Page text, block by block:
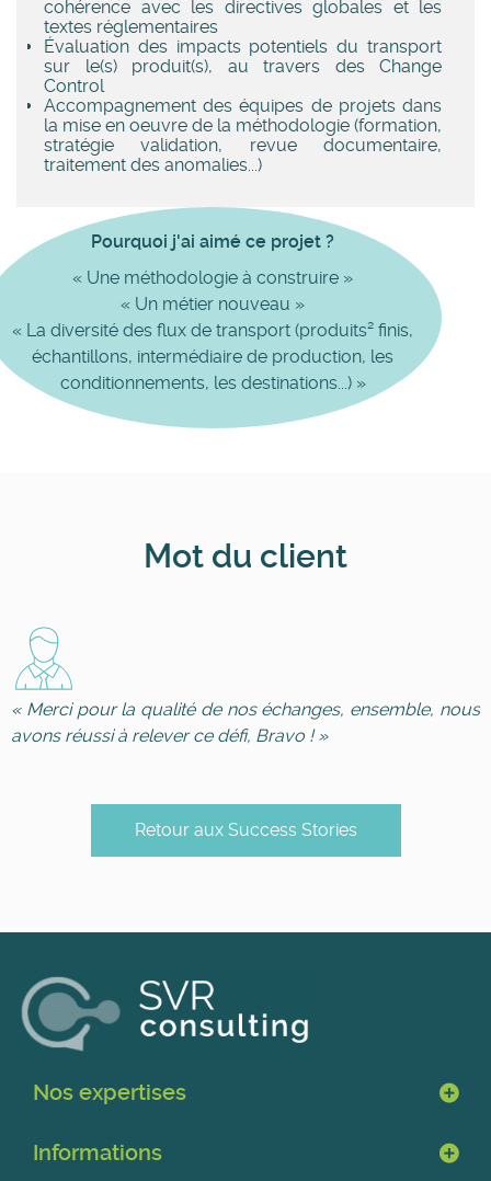
cohérence avec les directives globales et les
textes réglementaires
Évaluation des impacts potentiels du transport
sur le(s) produit(s), au travers des Change
Control
Accompagnement des équipes de projets dans
la mise en oeuvre de la méthodologie (formation,
stratégie validation, revue documentaire,
traitement des anomalies...)
Pourquoi j'ai aimé ce projet ?
« Une méthodologie à construire »
« Un métier nouveau »
« La diversité des flux de transport (produits² finis,
échantillons, intermédiaire de production, les
conditionnements, les destinations...) »
Mot du client
« Merci pour la qualité de nos échanges, ensemble, nous
avons réussi à relever ce défi, Bravo ! »
Retour aux Success Stories
Nos expertises
Informations